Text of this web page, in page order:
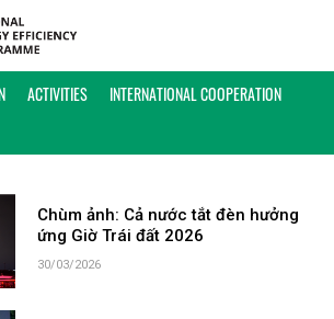
ACTIVITIES
INTERNATIONAL COOPERATION
GMT+7
TẠO XANH - TƯƠNG LAI
Chùm ảnh: Cả nước tắt đèn hưởng
ứng Giờ Trái đất 2026
30/03/2026